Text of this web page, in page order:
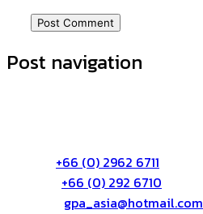
Post navigation
+66 (0) 2962 6711
+66 (0) 292 6710
gpa_asia@hotmail.com